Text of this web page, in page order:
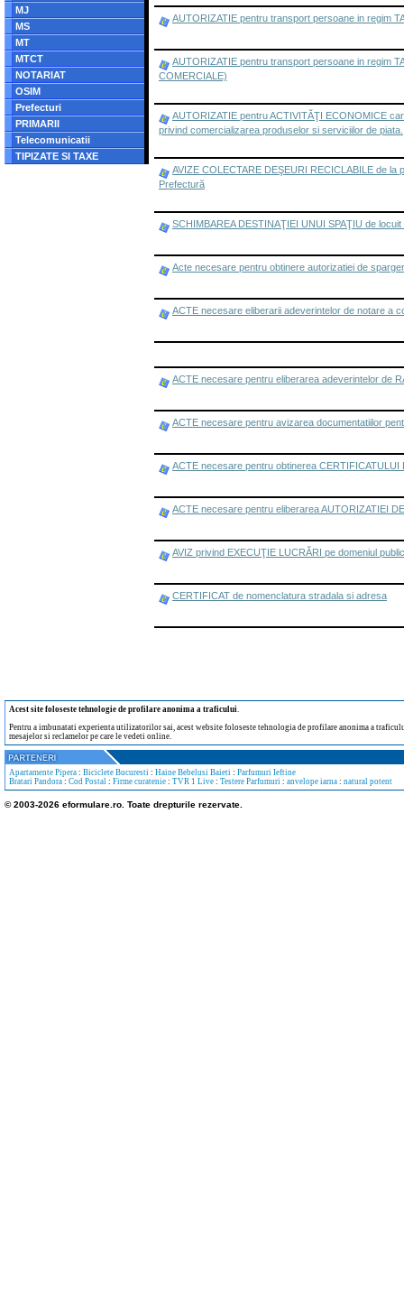
MJ
MS
MT
MTCT
NOTARIAT
OSIM
Prefecturi
PRIMARII
Telecomunicatii
TIPIZATE SI TAXE
AUTORIZATIE pentru transport persoane in regim
AUTORIZATIE pentru transport persoane in regim
COMERCIALE)
AUTORIZATIE pentru ACTIVITĂŢI ECONOMICE
privind comercializarea produselor si serviciilor de piata.
AVIZE COLECTARE DEŞEURI RECICLABILE de
Prefectură
SCHIMBAREA DESTINAŢIEI UNUI SPAŢIU de
Acte necesare pentru obtinere autorizatiei de
ACTE necesare eliberarii adeverintelor de notare a
ACTE necesare pentru eliberarea adeverintelor de
ACTE necesare pentru avizarea documentatiilor
ACTE necesare pentru obtinerea CERTIFICATULUI
ACTE necesare pentru eliberarea AUTORIZATIEI
AVIZ privind EXECUŢIE LUCRĂRI pe domeniul public
CERTIFICAT de nomenclatura stradala si adresa
Acest site foloseste tehnologie de profilare anonima a traficului.
Pentru a imbunatati experienta utilizatorilor sai, acest website foloseste tehnologia de profilare anonima a
mesajelor si reclamelor pe care le vedeti online.
Apartamente Pipera : Biciclete Bucuresti : Haine Bebelusi Baieti : Parfumuri Ieftine
Bratari Pandora : Cod Postal : Firme curatenie : TVR 1 Live : Testere Parfumuri : anvelope iarna : natural potent
© 2003-2026 eformulare.ro. Toate drepturile rezervate.